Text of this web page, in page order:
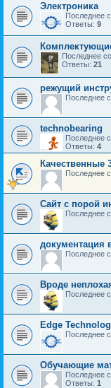
Электроника
Последнее
Ответы: 9
Последнее
Ответы: 21
режущий
Последнее
technobearing
Последнее
Ответы: 4
Качественные
Последнее
Сайт с порой
Последнее
документация
Последнее
Вроде
Последнее
Edge
Последнее
Обучающие
Последнее
Ответы: 1